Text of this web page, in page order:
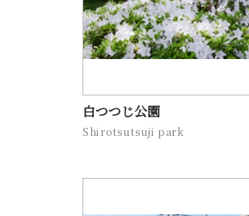
白つつじ公園
Shirotsutsuji park